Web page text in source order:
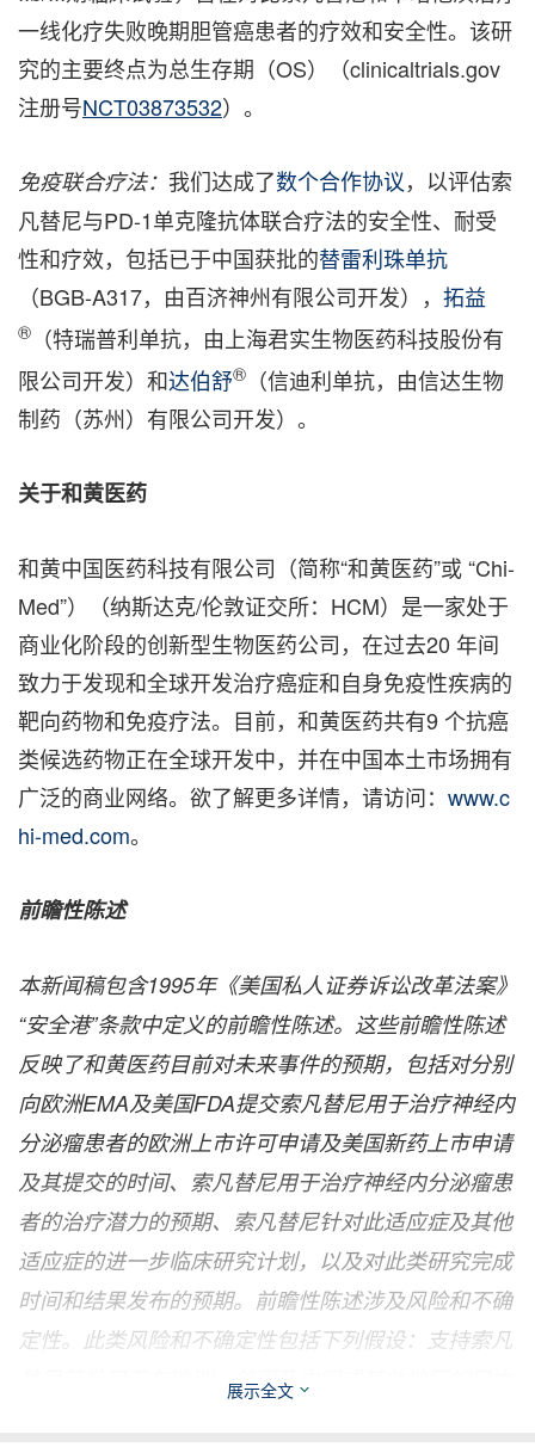
一线化疗失败晚期胆管癌患者的疗效和安全性。该研
究的主要终点为总生存期（OS）（clinicaltrials.gov
注册号NCT03873532）。
免疫联合疗法： 我们达成了数个合作协议，以评估索
凡替尼与PD-1单克隆抗体联合疗法的安全性、耐受
性和疗效，包括已于中国获批的替雷利珠单抗
（BGB-A317，由百济神州有限公司开发）， 拓益
® （特瑞普利单抗，由上海君实生物医药科技股份有
限公司开发）和达伯舒® （信迪利单抗，由信达生物
制药（苏州）有限公司开发）。
关于和黄医药
和黄中国医药科技有限公司（简称“和黄医药”或 “Chi-
Med”）（纳斯达克/伦敦证交所：HCM）是一家处于
商业化阶段的创新型生物医药公司，在过去20 年间
致力于发现和全球开发治疗癌症和自身免疫性疾病的
靶向药物和免疫疗法。目前，和黄医药共有9 个抗癌
类候选药物正在全球开发中，并在中国本土市场拥有
广泛的商业网络。欲了解更多详情，请访问： www.c
hi-med.com。
前瞻性陈述
本新闻稿包含1995年《美国私人证券诉讼改革法案》
“安全港”条款中定义的前瞻性陈述。这些前瞻性陈述
反映了和黄医药目前对未来事件的预期，包括对分别
向欧洲EMA及美国FDA提交索凡替尼用于治疗神经内
分泌瘤患者的欧洲上市许可申请及美国新药上市申请
及其提交的时间、索凡替尼用于治疗神经内分泌瘤患
者的治疗潜力的预期、索凡替尼针对此适应症及其他
适应症的进一步临床研究计划，以及对此类研究完成
时间和结果发布的预期。前瞻性陈述涉及风险和不确
定性。此类风险和不确定性包括下列假设：支持索凡
、美国及中国或其他地区如日本
展示全文